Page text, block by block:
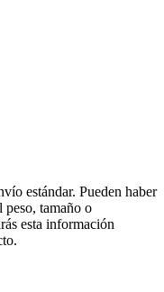
estándar. Pueden haber
peso, tamaño o
esta información